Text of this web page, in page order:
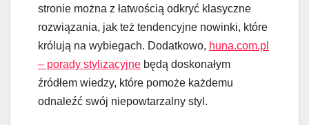
stronie można z łatwością odkryć klasyczne
rozwiązania, jak też tendencyjne nowinki, które
królują na wybiegach. Dodatkowo, huna.com.pl
– porady stylizacyjne będą doskonałym
źródłem wiedzy, które pomoże każdemu
odnaleźć swój niepowtarzalny styl.